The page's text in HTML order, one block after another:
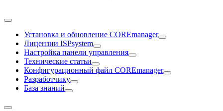
Установка и обновление COREmanager
Лицензии ISPsystem
Настройка панели управления
Технические статьи
Конфигурационный файл COREmanager
Разработчику
База знаний